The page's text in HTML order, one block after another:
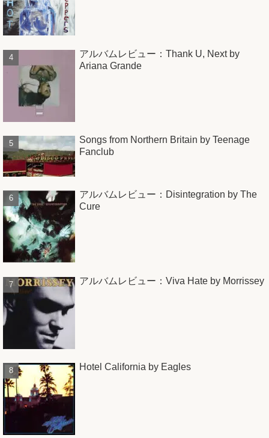
アルバムレビュー：Thank U, Next by
Ariana Grande
Songs from Northern Britain by Teenage
Fanclub
アルバムレビュー：Disintegration by The
Cure
アルバムレビュー：Viva Hate by Morrissey
Hotel California by Eagles